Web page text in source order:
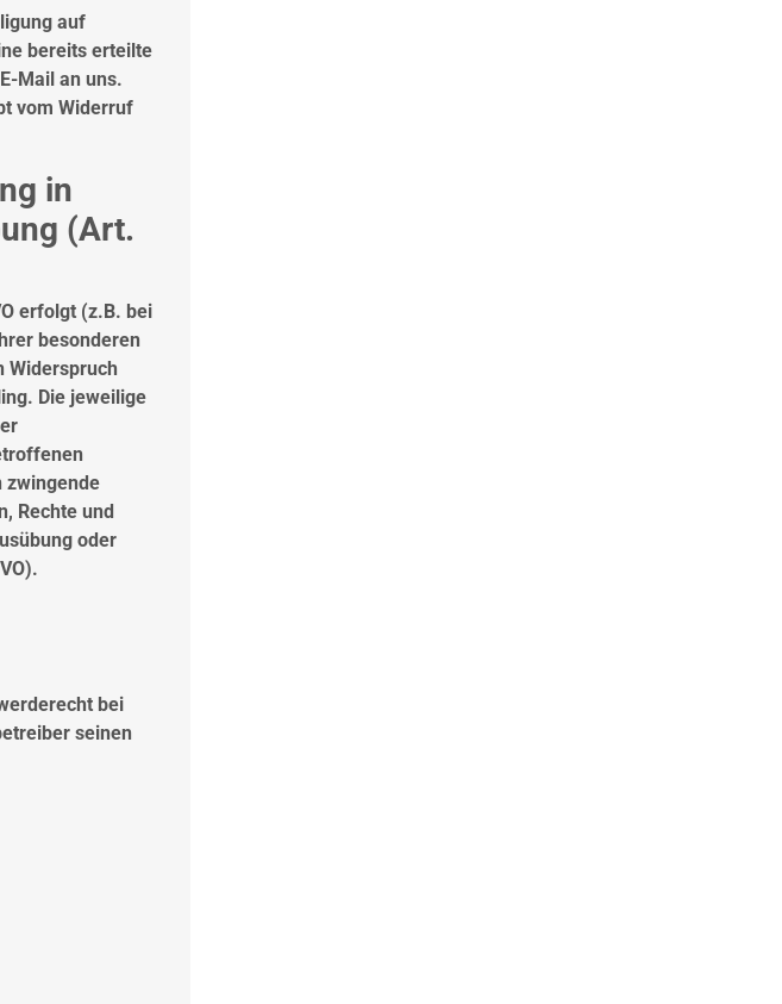
auf
bereits erteilte
Mail an uns.
vom Widerruf
in
(Art.
erfolgt (z.B. bei
besonderen
Widerspruch
Die jeweilige
zwingende
Rechte und
oder
bei
seinen